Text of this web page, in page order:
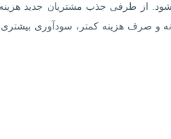
از طرفی جذب مشتریان جدید
و صرف هزینه کمتر، سودآوری